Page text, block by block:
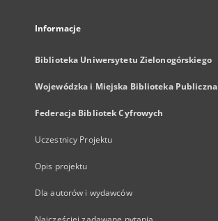
Informacje
Biblioteka Uniwersytetu Zielonogórskiego
Wojewódzka i Miejska Biblioteka Publiczna
Federacja Bibliotek Cyfrowych
Uczestnicy Projektu
Opis projektu
Dla autorów i wydawców